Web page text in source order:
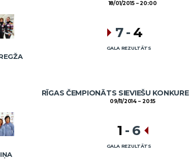
18/01/2015 20:00
7- 4
GALA REZULTĀTS
RĪGAS ČEMPIONĀTS SIEVIEŠU
09/11/2014 20:15
1 - 6
GALA REZULTĀTS